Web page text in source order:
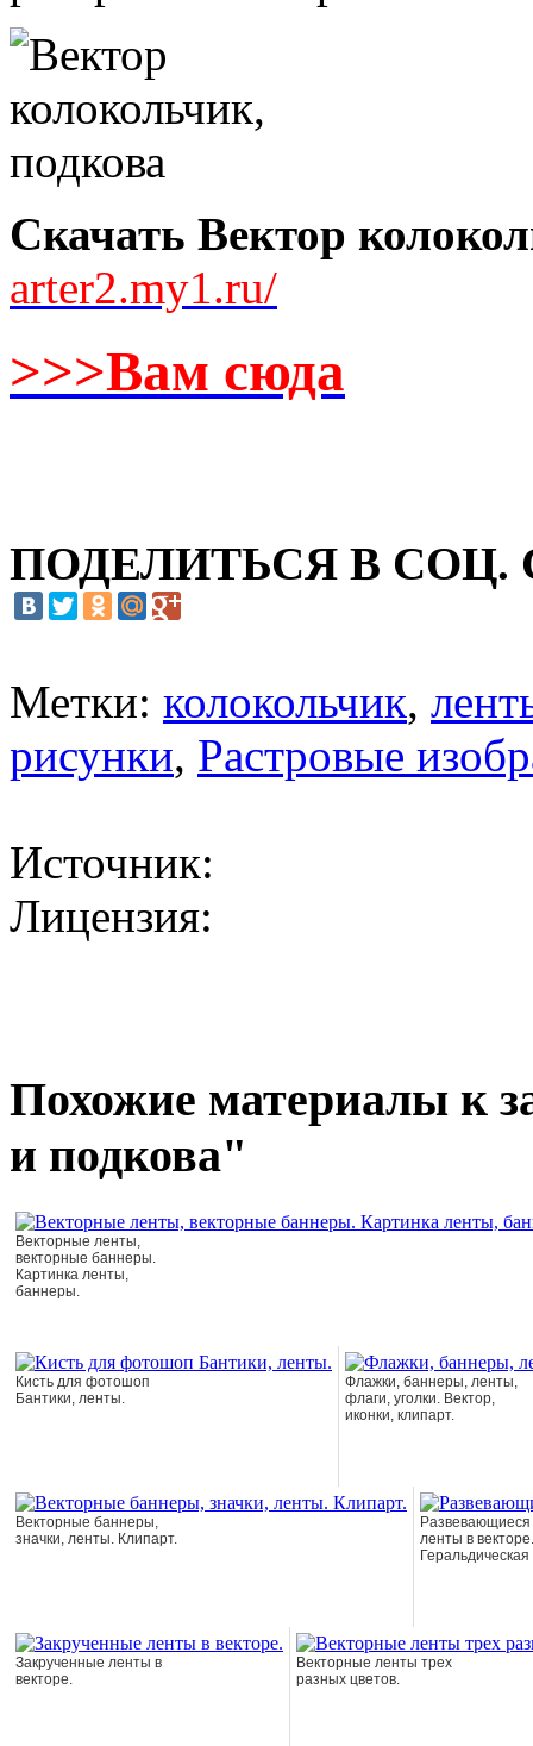
Скачать Вектор
arter2.my1.ru/
>>>Вам сюда
ПОДЕЛИТЬСЯ В СОЦ.
Метки: колокольчик,
рисунки, Растровые
Источник:
Лицензия:
Похожие материалы к
и подкова"
Векторные ленты,
векторные баннеры.
Картинка ленты,
баннеры.
Кисть для фотошоп
Бантики, ленты.
Флажки, баннеры, ленты,
флаги, уголки. Вектор,
иконки, клипарт.
Векторные баннеры,
значки, ленты. Клипарт.
ленты в векторе.
Закрученные ленты в
векторе.
Векторные ленты трех
разных цветов.